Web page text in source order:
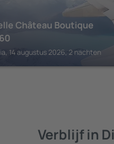
Château Boutique
14 augustus 2026, 2 nachten
Verblijf in